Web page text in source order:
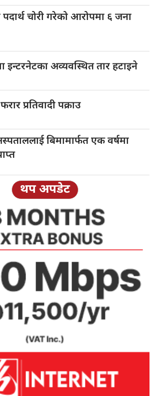
चोरी गरेको आरोपमा ६ जना
इन्टरनेटकाअव्यवस्थित तार हटाइने
फरार प्रतिवादी पक्राउ
बिमामार्फत एक वर्षमा
थप अपडेट